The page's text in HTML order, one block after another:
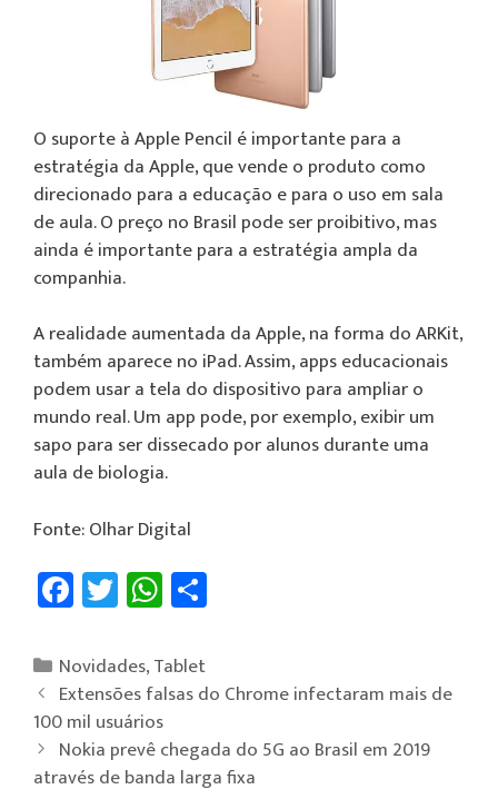
O suporte à Apple Pencil é importante para a
estratégia da Apple, que vende o produto como
direcionado para a educação e para o uso em sala
de aula. O preço no Brasil pode ser proibitivo, mas
ainda é importante para a estratégia ampla da
companhia.
A realidade aumentada da Apple, na forma do ARKit,
também aparece no iPad. Assim, apps educacionais
podem usar a tela do dispositivo para ampliar o
mundo real. Um app pode, por exemplo, exibir um
sapo para ser dissecado por alunos durante uma
aula de biologia.
Fonte: Olhar Digital
Fa
ce
b
o
ok
T
wi
tt
er
W
h
at
sA
p
p
Novidades,Tablet
Extensões falsas do Chrome infectaram mais de
100 mil usuários
Nokia prevê chegada do 5G ao Brasil em 2019
através de banda larga fixa